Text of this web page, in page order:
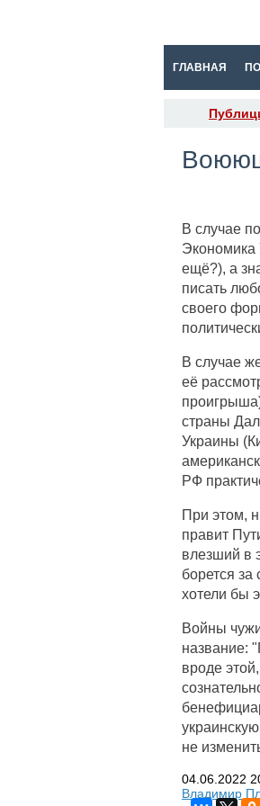
ГЛАВНАЯ
В случае
Экономика
ещё?), а
писать
своего
В случае
её
страны
Украины
РФ
При этом,
правит
влезший в
борется
хотели бы
Войны
название:
вроде
не
04.06.2022
Владимир